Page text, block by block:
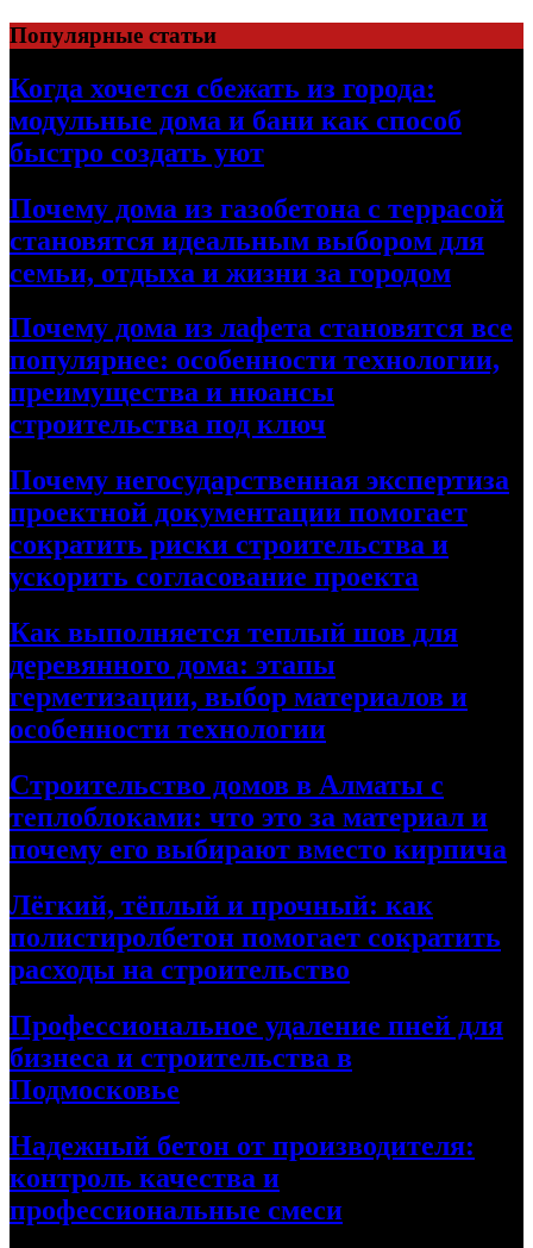
Перейти
к
содержимому
Популярные статьи
Когда хочется сбежать из города:
модульные дома и бани как способ
быстро создать уют
Почему дома из газобетона с террасой
становятся идеальным выбором для
семьи, отдыха и жизни за городом
Почему дома из лафета становятся все
популярнее: особенности технологии,
преимущества и нюансы
строительства под ключ
Почему негосударственная экспертиза
проектной документации помогает
сократить риски строительства и
ускорить согласование проекта
Как выполняется теплый шов для
деревянного дома: этапы
герметизации, выбор материалов и
особенности технологии
Строительство домов в Алматы с
теплоблоками: что это за материал и
почему его выбирают вместо кирпича
Лёгкий, тёплый и прочный: как
полистиролбетон помогает сократить
расходы на строительство
Профессиональное удаление пней для
бизнеса и строительства в
Подмосковье
Надежный бетон от производителя:
контроль качества и
профессиональные смеси